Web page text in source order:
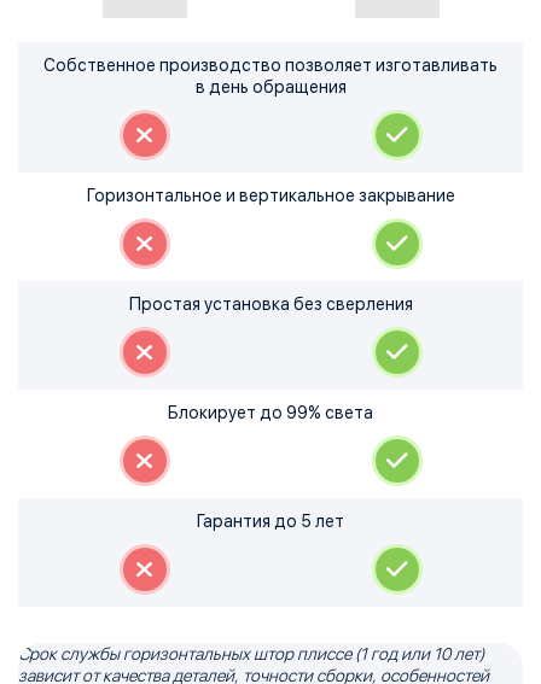
Собственное производство позволяет изготавливать
в день обращения
Горизонтальное и вертикальное закрывание
Простая установка без сверления
Блокирует до 99% света
Гарантия до 5 лет
Срок службы горизонтальных штор плиссе (1 год или 10 лет)
зависит от качества деталей, точности сборки, особенностей